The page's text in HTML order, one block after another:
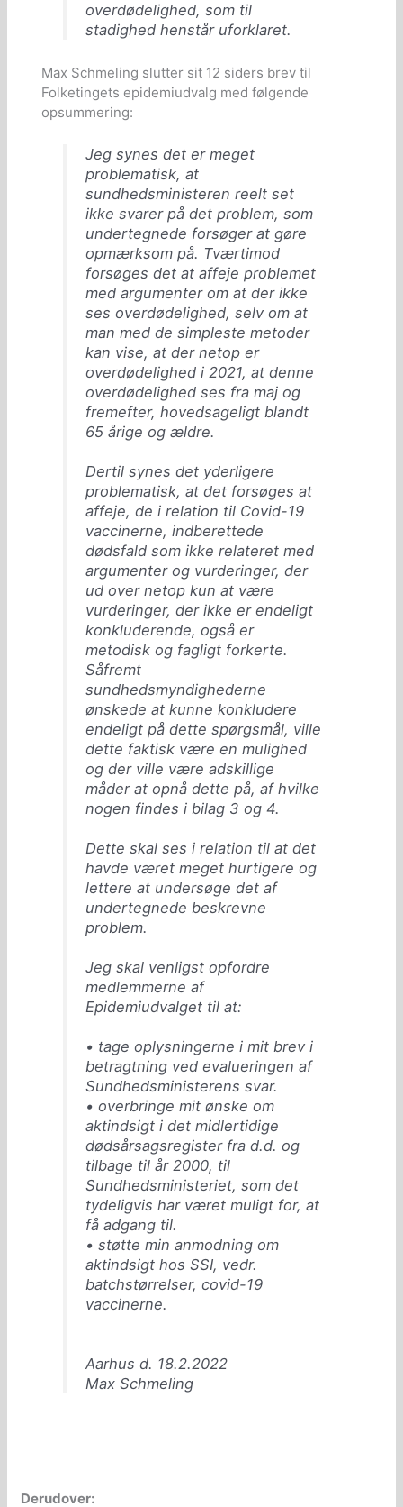
overdødelighed, som til
stadighed henstår uforklaret.
Max Schmeling slutter sit 12 siders brev til
Folketingets epidemiudvalg med følgende
opsummering:
Jeg synes det er meget
problematisk, at
sundhedsministeren reelt set
ikke svarer på det problem, som
undertegnede forsøger at gøre
opmærksom på. Tværtimod
forsøges det at affeje problemet
med argumenter om at der ikke
ses overdødelighed, selv om at
man med de simpleste metoder
kan vise, at der netop er
overdødelighed i 2021, at denne
overdødelighed ses fra maj og
fremefter, hovedsageligt blandt
65 årige og ældre.
Dertil synes det yderligere
problematisk, at det forsøges at
affeje, de i relation til Covid-19
vaccinerne, indberettede
dødsfald som ikke relateret med
argumenter og vurderinger, der
ud over netop kun at være
vurderinger, der ikke er endeligt
konkluderende, også er
metodisk og fagligt forkerte.
Såfremt
sundhedsmyndighederne
ønskede at kunne konkludere
endeligt på dette spørgsmål, ville
dette faktisk være en mulighed
og der ville være adskillige
måder at opnå dette på, af hvilke
nogen findes i bilag 3 og 4.
Dette skal ses i relation til at det
havde været meget hurtigere og
lettere at undersøge det af
undertegnede beskrevne
problem.
Jeg skal venligst opfordre
medlemmerne af
Epidemiudvalget til at:
• tage oplysningerne i mit brev i
betragtning ved evalueringen af
Sundhedsministerens svar.
• overbringe mit ønske om
aktindsigt i det midlertidige
dødsårsagsregister fra d.d. og
tilbage til år 2000, til
Sundhedsministeriet, som det
tydeligvis har været muligt for, at
få adgang til.
• støtte min anmodning om
aktindsigt hos SSI, vedr.
batchstørrelser, covid-19
vaccinerne.
Aarhus d. 18.2.2022
Max Schmeling
Derudover: